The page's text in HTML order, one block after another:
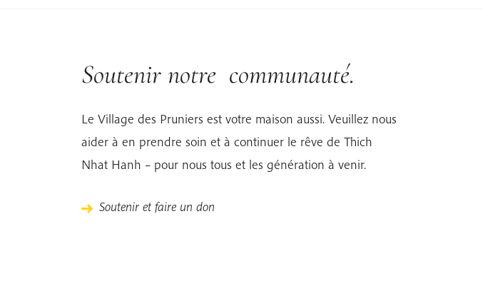
Soutenir notre communauté.
Le Village des Pruniers est votre maison aussi. Veuillez nous
aider à en prendre soin et à continuer le rêve de Thich
Nhat Hanh – pour nous tous et les génération à venir.
Soutenir et faire un don